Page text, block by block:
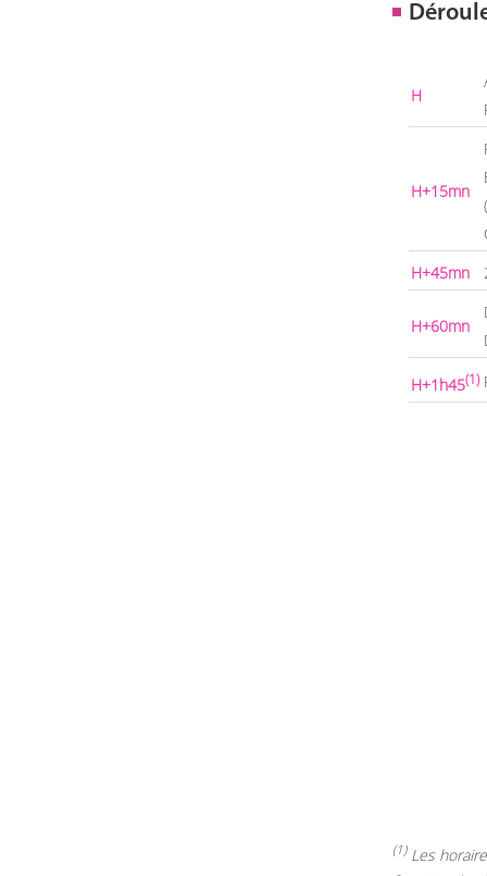
H
H+15mn
H+45mn
H+60mn
H+1h45(1)
(1)Les